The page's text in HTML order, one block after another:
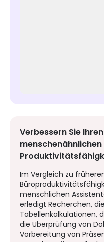
Verbessern Sie
menschenähnlichen
Im Vergleich zu
menschlichen
erledigt Recherchen,
Tabellenkalkulationen,
die Überprüfung von
Vorbereitung von